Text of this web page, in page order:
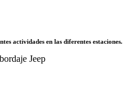
actividades en las diferentes estaciones.
Jeep